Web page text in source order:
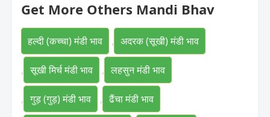
Get More Others Mandi Bhav
हल्दी (कच्चा) मंडी भाव , अदरक (सूखी) मंडी भाव
, सूखी मिर्च मंडी भाव , लहसुन मंडी भाव
, गुड़ (गुड़) मंडी भाव , ढैंचा मंडी भाव